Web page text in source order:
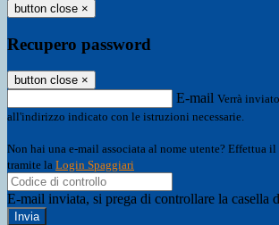
button close ×
Recupero password
button close ×
E-mail Verrà
all'indirizzo indicato con le istruzioni necessarie.
Non hai una e-mail associata al nome utente? Effettua il
tramite la Login Spaggiari
E-mail inviata, si prega di controllare la casella